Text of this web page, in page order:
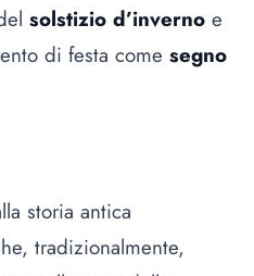
solstizio d’inverno e
di festa come segno
storia antica
tradizionalmente,